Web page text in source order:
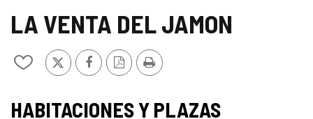
León
LA VENTA DEL JAMON
Añadir/quitar
cuadernos
X FacebookVersión
PDF
Imprimir
TIPO
HABITACIONES Y PLAZAS